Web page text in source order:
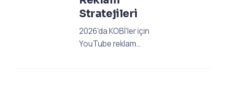
Stratejileri
2026'da KOBİ'ler için
YouTube reklam